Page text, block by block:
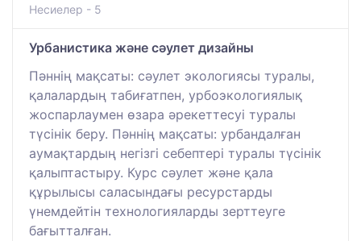
Несиелер - 5
Урбанистика және сәулет дизайны
Пәннің мақсаты: сәулет экологиясы туралы,
қалалардың табиғатпен, урбоэкологиялық
жоспарлаумен өзара әрекеттесуі туралы
түсінік беру. Пәннің мақсаты: урбандалған
аумақтардың негізгі себептері туралы түсінік
қалыптастыру. Курс сәулет және қала
құрылысы саласындағы ресурстарды
үнемдейтін технологияларды зерттеуге
бағытталған.